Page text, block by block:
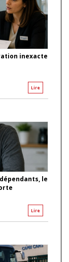
inexacte
Lire
le
Lire